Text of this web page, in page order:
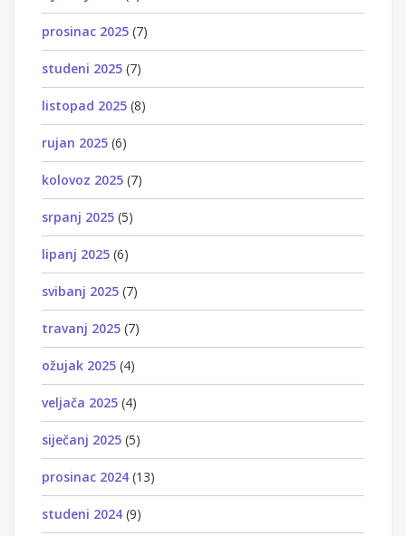
prosinac 2025 (7)
studeni 2025 (7)
listopad 2025 (8)
rujan 2025 (6)
kolovoz 2025 (7)
srpanj 2025 (5)
lipanj 2025 (6)
svibanj 2025 (7)
travanj 2025 (7)
ožujak 2025 (4)
veljača 2025 (4)
siječanj 2025 (5)
prosinac 2024 (13)
studeni 2024 (9)